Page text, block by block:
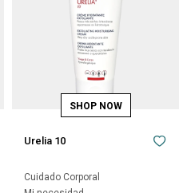
Urelia 10
Cuidado Corporal